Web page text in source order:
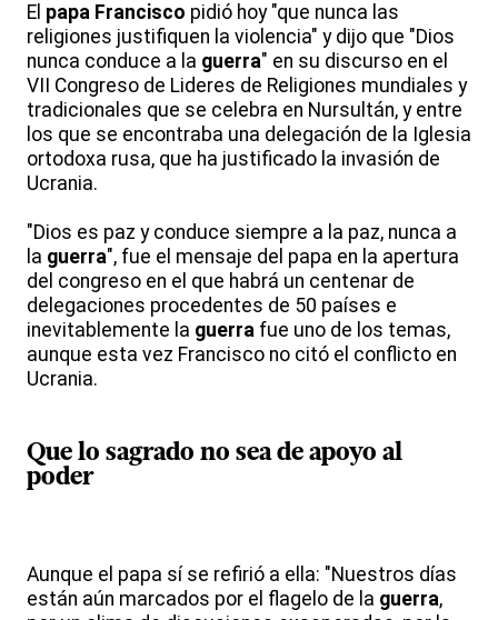
El papa Francisco pidió hoy "que nunca las
religiones justifiquen la violencia" y dijo que "Dios
nunca conduce a la guerra" en su discurso en el
VII Congreso de Lideres de Religiones mundiales y
tradicionales que se celebra en Nursultán, y entre
los que se encontraba una delegación de la Iglesia
ortodoxa rusa, que ha justificado la invasión de
Ucrania.
"Dios es paz y conduce siempre a la paz, nunca a
la guerra", fue el mensaje del papa en la apertura
del congreso en el que habrá un centenar de
delegaciones procedentes de 50 países e
inevitablemente la guerra fue uno de los temas,
aunque esta vez Francisco no citó el conflicto en
Ucrania.
Que lo sagrado no sea de apoyo al
poder
Aunque el papa sí se refirió a ella: "Nuestros días
están aún marcados por el flagelo de la guerra,